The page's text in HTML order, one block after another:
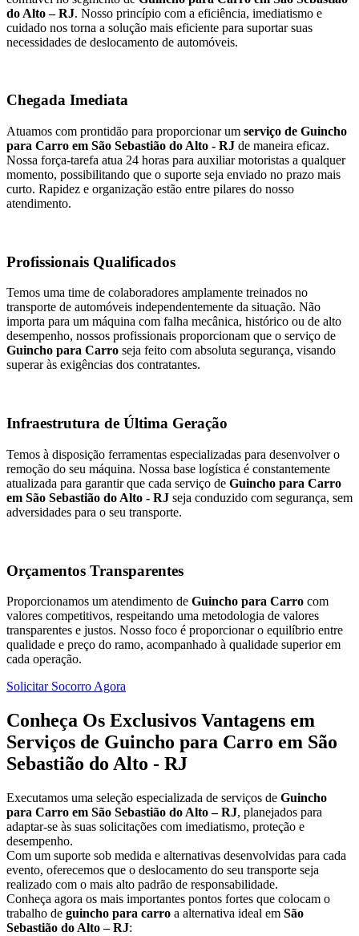
do Alto – RJ. Nosso princípio com a eficiência, imediatismo e
cuidado nos torna a solução mais eficiente para suportar suas
necessidades de deslocamento de automóveis.
Chegada Imediata
Atuamos com prontidão para proporcionar um serviço de Guincho
para Carro em São Sebastião do Alto - RJ de maneira eficaz.
Nossa força-tarefa atua 24 horas para auxiliar motoristas a qualquer
momento, possibilitando que o suporte seja enviado no prazo mais
curto. Rapidez e organização estão entre pilares do nosso
atendimento.
Profissionais Qualificados
Temos uma time de colaboradores amplamente treinados no
transporte de automóveis independentemente da situação. Não
importa para um máquina com falha mecânica, histórico ou de alto
desempenho, nossos profissionais proporcionam que o serviço de
Guincho para Carro seja feito com absoluta segurança, visando
superar às exigências dos contratantes.
Infraestrutura de Última Geração
Temos à disposição ferramentas especializadas para desenvolver o
remoção do seu máquina. Nossa base logística é constantemente
atualizada para garantir que cada serviço de Guincho para Carro
em São Sebastião do Alto - RJ seja conduzido com segurança, sem
adversidades para o seu transporte.
Orçamentos Transparentes
Proporcionamos um atendimento de Guincho para Carro com
valores competitivos, respeitando uma metodologia de valores
transparentes e justos. Nosso foco é proporcionar o equilíbrio entre
qualidade e preço do ramo, acompanhado à qualidade superior em
cada operação.
Solicitar Socorro Agora
Conheça Os Exclusivos Vantagens em
Serviços de Guincho para Carro em São
Sebastião do Alto - RJ
Executamos uma seleção especializada de serviços de Guincho
para Carro em São Sebastião do Alto – RJ, planejados para
adaptar-se às suas solicitações com imediatismo, proteção e
desempenho.
Com um suporte sob medida e alternativas desenvolvidas para cada
evento, oferecemos que o deslocamento do seu transporte seja
realizado com o mais alto padrão de responsabilidade.
Conheça agora os mais importantes pontos fortes que colocam o
trabalho de guincho para carro a alternativa ideal em São
Sebastião do Alto – RJ: